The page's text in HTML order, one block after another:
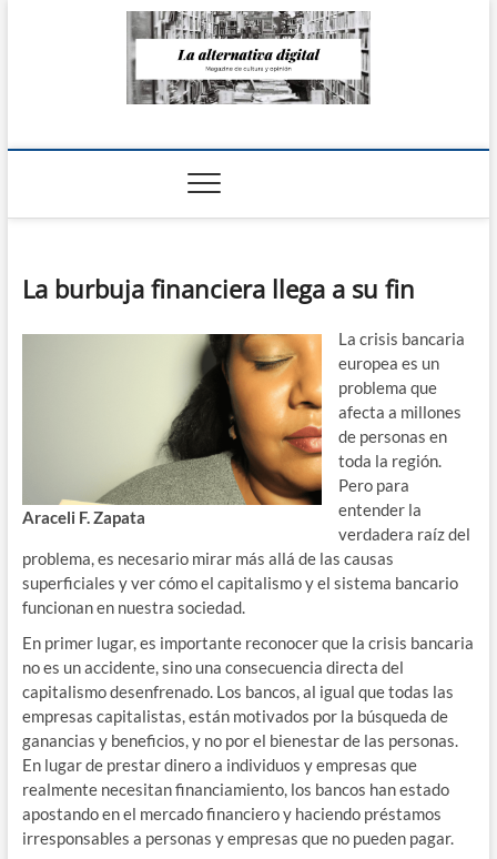
La Alternativa
La burbuja financiera llega a su fin
Araceli F. Zapata
La crisis bancaria
europea es un
problema que
afecta a millones
de personas en
toda la región.
Pero para
entender la
verdadera raíz del
problema, es necesario mirar más allá de las causas
superficiales y ver cómo el capitalismo y el sistema bancario
funcionan en nuestra sociedad.
En primer lugar, es importante reconocer que la crisis bancaria
no es un accidente, sino una consecuencia directa del
capitalismo desenfrenado. Los bancos, al igual que todas las
empresas capitalistas, están motivados por la búsqueda de
ganancias y beneficios, y no por el bienestar de las personas.
En lugar de prestar dinero a individuos y empresas que
realmente necesitan financiamiento, los bancos han estado
apostando en el mercado financiero y haciendo préstamos
irresponsables a personas y empresas que no pueden pagar.